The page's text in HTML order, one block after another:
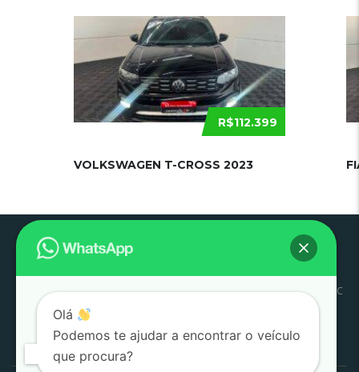
R$112.399
VOLKSWAGEN T-CROSS 2023
Estoque SJC Litoral
Conosco
SAC
por:
Olá
Podemos te ajudar a encontrar o veículo
que procura?